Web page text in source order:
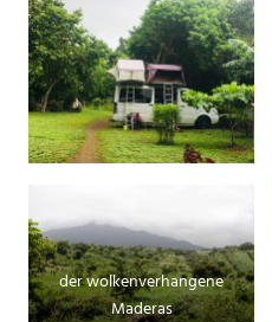
der wolkenverhangene
Maderas